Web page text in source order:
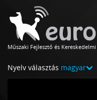
Műszaki Fejlesztő és
Nyelv választás magyar